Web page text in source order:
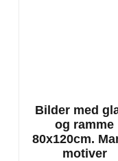
Bilder med
og ramme
80x120cm.
motiver